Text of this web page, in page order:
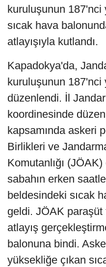
kuruluşunun 187'nci
sıcak hava
atlayışıyla kutlandı.
Kapadokya'da,
kuruluşunun 187'nci
düzenlendi. İl
koordinesinde
kapsamında askeri
Birlikleri ve
Komutanlığı
sabahın erken
beldesindeki sıcak
geldi. JÖAK
atlayış
balonuna bindi.
yüksekliğe çıkan